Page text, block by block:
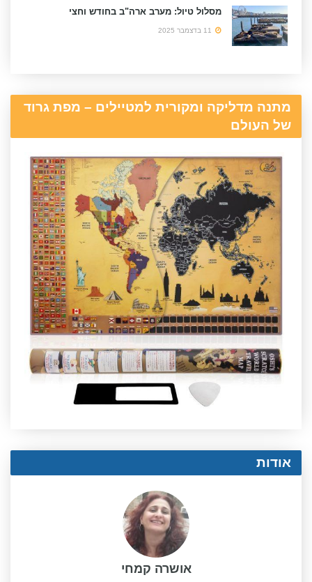
מסלול טיול: מערב ארה"ב בחודש וחצי
מתנה מדליקה ומקורית למטיילים – מפת גרוד
של העולם
אודות
אושרה קמחי